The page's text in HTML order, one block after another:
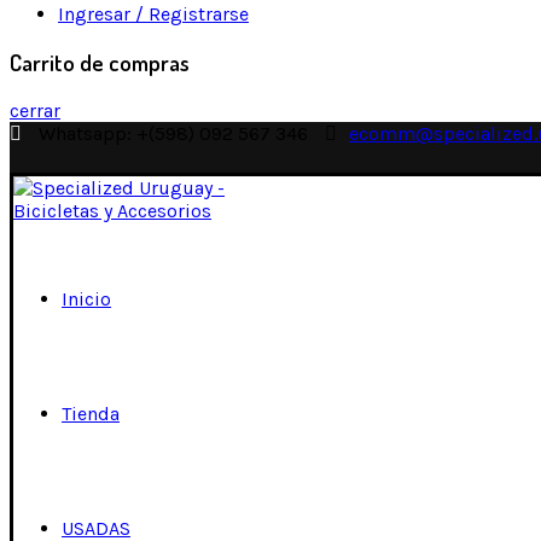
Ingresar / Registrarse
Carrito de compras
cerrar
Inicio
Tienda
USADAS